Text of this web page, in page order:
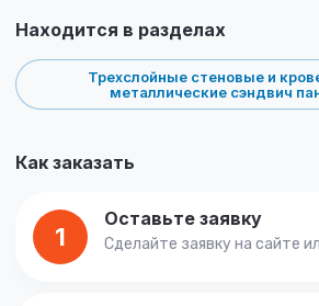
Находится в разделах
Трехслойные стеновые и
металлические сэндвич
Как заказать
1
Оставьте заявку
Сделайте заявку на сайте